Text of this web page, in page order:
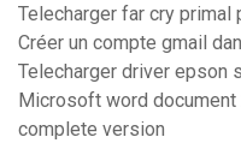
Telecharger far cry primal
Créer un compte gmail
Telecharger driver epson
Microsoft word
complete version